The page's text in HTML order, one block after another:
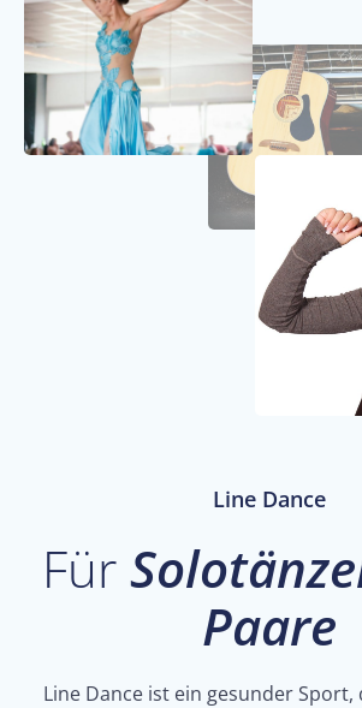
Line Dance
Für
Paare
Line Dance ist ein gesunder